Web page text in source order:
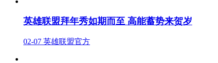
英雄联盟拜年秀如期而至 高能蓄势来贺岁
02-07 英雄联盟官方